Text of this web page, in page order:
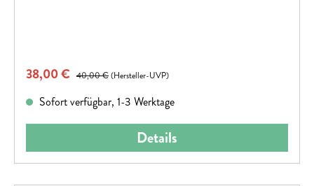
Schläge und sorgt für einen erhöhten Komfort und bessere
Kush Lenkerband inkl. Aluminium Lenkerstopfen und
farblich passendes Abschlussklebeband enthalten.
Verkaufspreis:
38,00 € Regulärer Preis:
40,00 €(Hersteller-UVP)
Sofort verfügbar, 1-3 Werktage
Details